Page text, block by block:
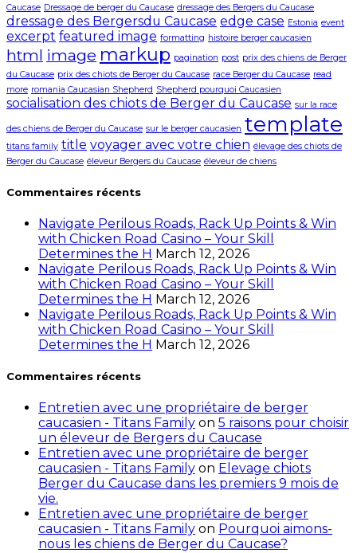
Caucase Dressage de berger du Caucase dressage des Bergers du Caucase
dressage des Bergersdu Caucase edge case Estonia event
excerpt featured image formatting histoire berger caucasien
html image markup pagination post prix des chiens de Berger
du Caucase prix des chiots de Berger du Caucase race Berger du Caucase read
more romania Caucasian Shepherd Shepherd pourquoi Caucasien
socialisation des chiots de Berger du Caucase sur la race
des chiens de Berger du Caucase sur le berger caucasien template
titans family title voyager avec votre chien élevage des chiots de
Berger du Caucase éleveur Bergers du Caucase éleveur de chiens
Commentaires récents
Navigate Perilous Roads, Rack Up Points & Win
with Chicken Road Casino – Your Skill
Determines the H March 12, 2026
Navigate Perilous Roads, Rack Up Points & Win
with Chicken Road Casino – Your Skill
Determines the H March 12, 2026
Navigate Perilous Roads, Rack Up Points & Win
with Chicken Road Casino – Your Skill
Determines the H March 12, 2026
Commentaires récents
Entretien avec une propriétaire de berger
caucasien - Titans Family on 5 raisons pour choisir
un éleveur de Bergers du Caucase
Entretien avec une propriétaire de berger
caucasien - Titans Family on Elevage chiots
Berger du Caucase dans les premiers 9 mois de
vie.
Entretien avec une propriétaire de berger
caucasien - Titans Family on Pourquoi aimons-
nous les chiens de Berger du Caucase?